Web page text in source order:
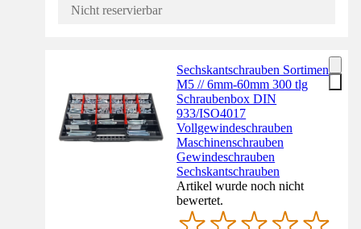
Nicht reservierbar
Sechskantschrauben Sortiment
M5 // 6mm-60mm 300 tlg
Schraubenbox DIN
933/ISO4017
Vollgewindeschrauben
Maschinenschrauben
Gewindeschrauben
Sechskantschrauben
Artikel wurde noch nicht
bewertet.